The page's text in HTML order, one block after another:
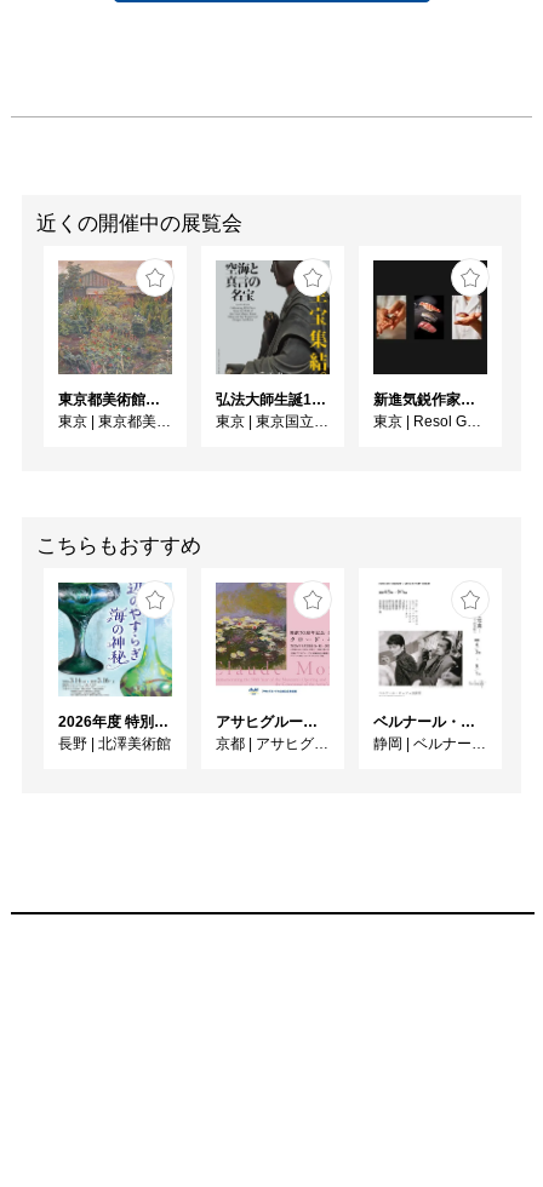
近くの開催中の展覧会
東京都美術館開館100周年記念 この場所の風景ー上野・大牟田・ブエノスアイレス
東京
東京都美術館 ギャラリー
弘法大師生誕1250年記念 特別展「空海と真言の名宝」
東京
東京国立博物館
新進気鋭作家によるアート作品 2026年8月特設展示 木寺 憲吾
東京
Resol Gallery Ueno
こちらもおすすめ
2026年度 特別展「ガレとドーム、アール･ヌーヴォーのガラス 水辺のやすらぎ、海の神秘」
長野
北澤美術館
アサヒグループ大山崎山荘美術館 開館30周年記念展「没後100年 クロード・モネ」
京都
アサヒグループ大山崎山荘美術館
ベルナール・ビュフェと写真 ーカメラがとらえたビュフェとその時代、そして21 世紀へ
静岡
ベルナール・ビュフェ美術館